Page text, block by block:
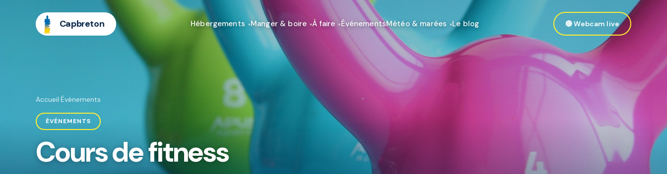
Capbreton Hébergements Manger & boire À faire ÉvénementsMétéo & marées Le blog 🔴 Webcam live
Accueil·Événements
ÉVÉNEMENTS
Cours de fitness